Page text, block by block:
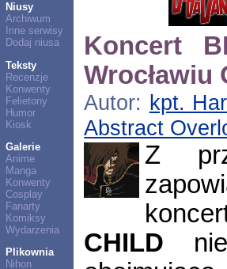
Niusy
Archiwum
Inne serwisy
Dodaj niusa
Teksty
Recenzje
Konwenty
Felietony
Humor
Kiosk
Galerie
Anime
Manga
Konwenty
Cosplay
Fanarty
Komiksy
Wydarzenia
Plikownia
Nihon
Koncert
Wrocławiu
Autor: kpt.
Abstract
Z
CHILD